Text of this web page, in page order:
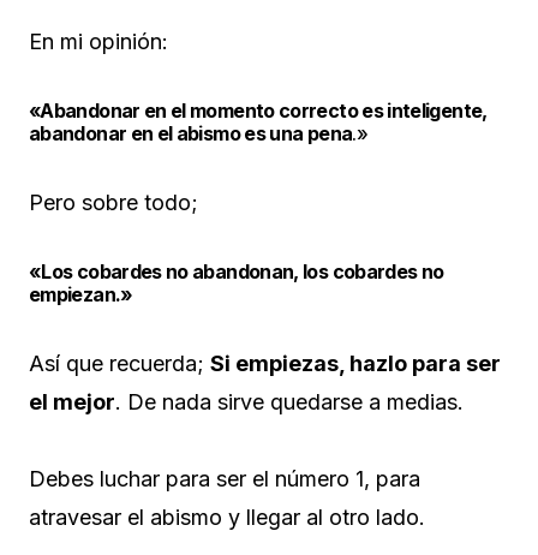
En mi opinión:
«Abandonar en el momento correcto es inteligente,
abandonar en el abismo es una pena.»
Pero sobre todo;
«Los cobardes no abandonan, los cobardes no
empiezan.»
Así que recuerda; Si empiezas, hazlo para ser
el mejor. De nada sirve quedarse a medias.
Debes luchar para ser el número 1, para
atravesar el abismo y llegar al otro lado.